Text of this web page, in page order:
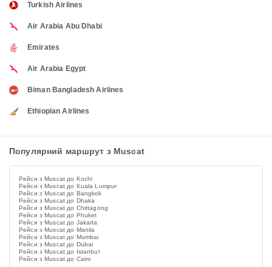
Turkish Airlines
Air Arabia Abu Dhabi
Emirates
Air Arabia Egypt
Biman Bangladesh Airlines
Ethiopian Airlines
Популярний маршрут з Muscat
Рейси з Muscat до Kochi
Рейси з Muscat до Kuala Lumpur
Рейси з Muscat до Bangkok
Рейси з Muscat до Dhaka
Рейси з Muscat до Chittagong
Рейси з Muscat до Phuket
Рейси з Muscat до Jakarta
Рейси з Muscat до Manila
Рейси з Muscat до Mumbai
Рейси з Muscat до Dubai
Рейси з Muscat до Istanbul
Рейси з Muscat до Cairo